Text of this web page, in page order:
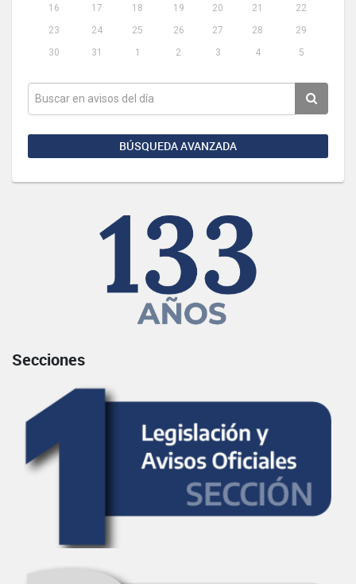
16
17 18 19 20 21
22
23
24 25 26 27 28
29
30
31 1 2 3 4 5
BÚSQUEDA AVANZADA
Secciones